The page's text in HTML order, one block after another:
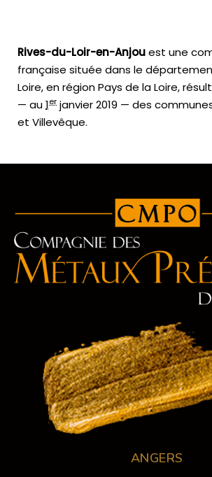
Rives-du-Loir-en-Anjouest une
française située dans le
Loire, en région Pays de la Loire,
— au1er janvier 2019 — des
et Villevêque.
ANGERS